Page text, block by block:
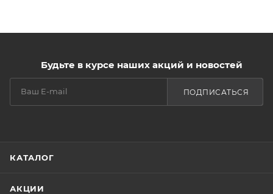
Будьте в курсе наших акций и новостей
ПОДПИСАТЬСЯ
КАТАЛОГ
АКЦИИ